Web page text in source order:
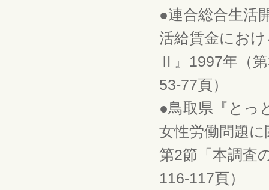
●連合総合生活
活給賃金にお
Ⅱ』1997年（
53-77頁）
●鳥取県『とっ
女性労働問題
第2節「本調査
116-117頁）